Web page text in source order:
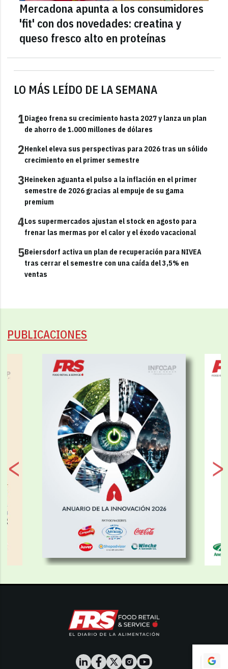
LO MÁS LEÍDO DE LA SEMANA
1Diageo frena su crecimiento hasta 2027 y lanza un plan
de ahorro de 1.000 millones de dólares
2Henkel eleva sus perspectivas para 2026 tras un sólido
crecimiento en el primer semestre
3Heineken aguanta el pulso a la inflación en el primer
semestre de 2026 gracias al empuje de su gama
premium
4Los supermercados ajustan el stock en agosto para
frenar las mermas por el calor y el éxodo vacacional
5Beiersdorf activa un plan de recuperación para NIVEA
tras cerrar el semestre con una caída del 3,5% en
ventas
Mercadona apunta a los consumidores
'fit' con dos novedades: creatina y
queso fresco alto en proteínas
PUBLICACIONES